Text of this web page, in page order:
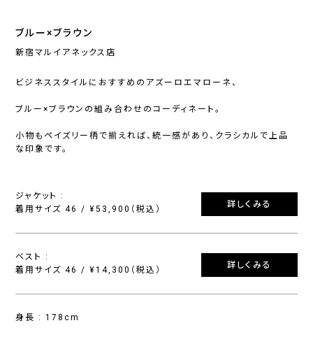
ブルー×ブラウン
新宿マルイアネックス店
ビジネススタイルにおすすめのアズーロエマローネ、
ブルー×ブラウンの組み合わせのコーディネート。
小物もペイズリー柄で揃えれば、統一感があり、クラシカルで上品
な印象です。
ジャケット :
着用サイズ 46 / ¥53,900（税込）
詳しくみる
ベスト :
着用サイズ 46 / ¥14,300（税込）
詳しくみる
身長 : 178cm